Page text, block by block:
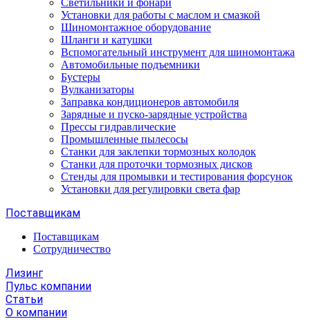
Светильники и фонари
Установки для работы с маслом и смазкой
Шиномонтажное оборудование
Шланги и катушки
Вспомогательный инструмент для шиномонтажа
Автомобильные подъемники
Бустеры
Вулканизаторы
Заправка кондиционеров автомобиля
Зарядные и пуско-зарядные устройства
Прессы гидравлические
Промышленные пылесосы
Станки для заклепки тормозных колодок
Станки для проточки тормозных дисков
Стенды для промывки и тестирования форсунок
Установки для регулировки света фар
Поставщикам
Поставщикам
Сотрудничество
Лизинг
Пульс компании
Статьи
О компании